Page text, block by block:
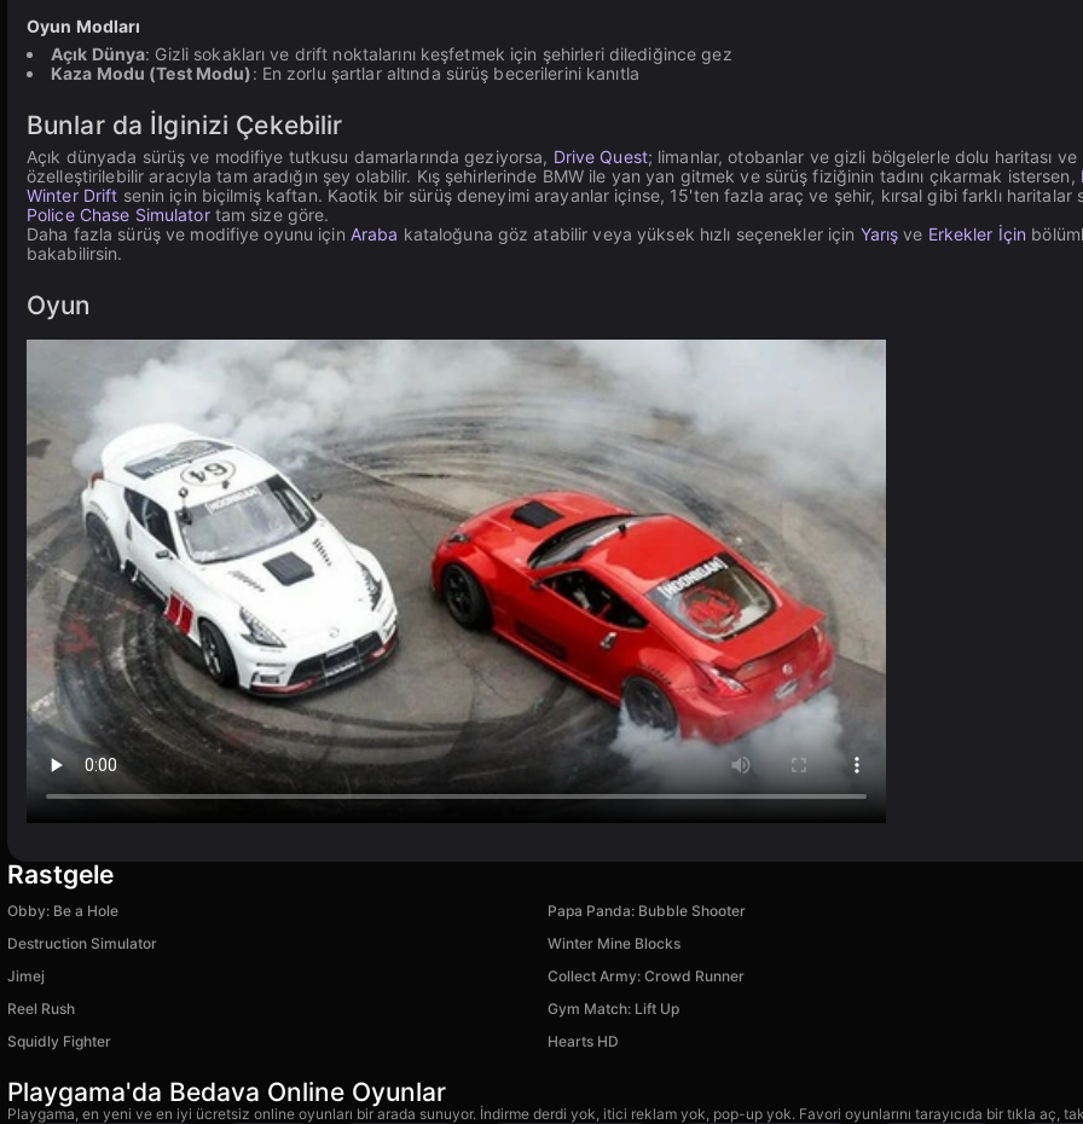
Oyun Modları
Açık Dünya: Gizli sokakları ve drift noktalarını keşfetmek için şehirleri dilediğince gez
Kaza Modu (Test Modu): En zorlu şartlar altında sürüş becerilerini kanıtla
Bunlar da İlginizi Çekebilir
Açık dünyada sürüş ve modifiye tutkusu damarlarında geziyorsa, Drive Quest; limanlar, otobanlar ve gizli bölgelerle dolu haritası ve
özelleştirilebilir aracıyla tam aradığın şey olabilir. Kış şehirlerinde BMW ile yan yan gitmek ve sürüş fiziğinin tadını çıkarmak istersen,
Winter Drift senin için biçilmiş kaftan. Kaotik bir sürüş deneyimi arayanlar içinse, 15'ten fazla araç ve şehir, kırsal gibi farklı haritalar
Police Chase Simulatortam size göre.
Daha fazla sürüş ve modifiye oyunu için Araba kataloğuna göz atabilir veya yüksek hızlı seçenekler için Yarış ve Erkekler İçin
bakabilirsin.
Oyun
Rastgele
Obby: Be a Hole Papa Panda: Bubble Shooter
Destruction Simulator
Winter Mine Blocks
Jimej
Collect Army: Crowd Runner
Reel Rush
Gym Match: Lift Up
Squidly Fighter
Hearts HD
Playgama'da Bedava Online Oyunlar
Playgama, en yeni ve en iyi ücretsiz online oyunları bir arada sunuyor. İndirme derdi yok, itici reklam yok, pop-up yok. Favori oyunlarını tarayıcıda bir tıkla aç,